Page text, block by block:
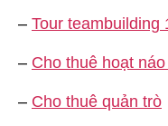
– Tour teambuilding
– Cho thuê hoạt
– Cho thuê quản trò